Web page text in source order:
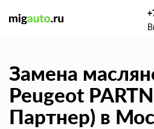
Замена
Peugeot
Партнер) в